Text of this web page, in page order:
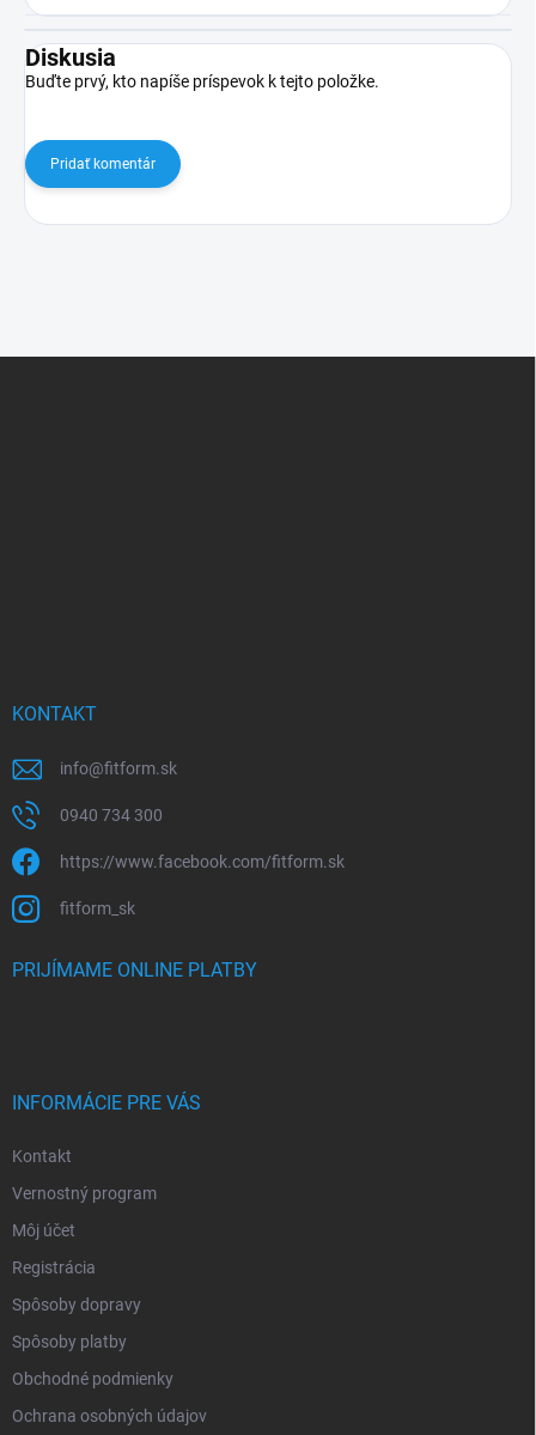
Diskusia
Buďte prvý, kto napíše príspevok k tejto položke.
Pridať komentár
KONTAKT
info@fitform.sk
0940 734 300
https://www.facebook.com/fitform.sk
fitform_sk
PRIJÍMAME ONLINE PLATBY
INFORMÁCIE PRE VÁS
Kontakt
Vernostný program
Môj účet
Registrácia
Spôsoby dopravy
Spôsoby platby
Obchodné podmienky
Ochrana osobných údajov